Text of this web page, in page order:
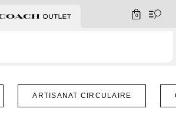
0
ARTISANAT CIRCULAIRE